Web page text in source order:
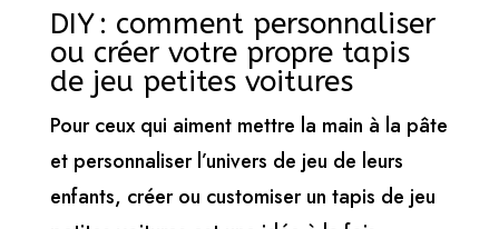
DIY : comment personnaliser
ou créer votre propre tapis
de jeu petites voitures
Pour ceux qui aiment mettre la main à la pâte
et personnaliser l’univers de jeu de leurs
enfants, créer ou customiser un tapis de jeu